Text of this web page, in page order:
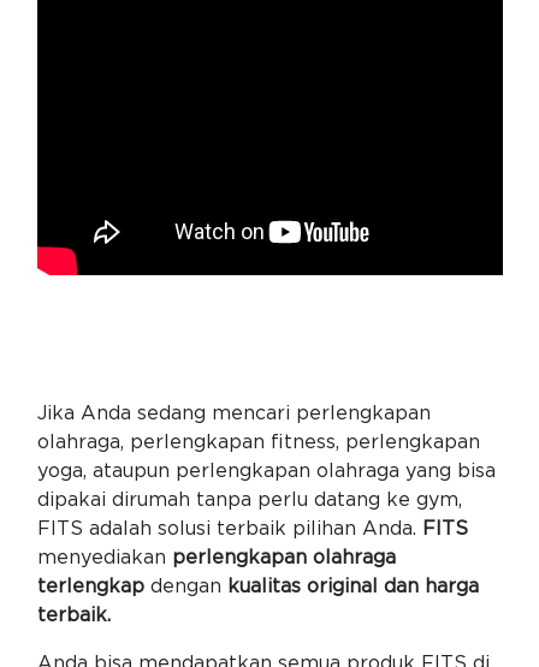
Jika Anda sedang mencari perlengkapan
olahraga, perlengkapan fitness, perlengkapan
yoga, ataupun perlengkapan olahraga yang bisa
dipakai dirumah tanpa perlu datang ke gym,
FITS adalah solusi terbaik pilihan Anda. FITS
menyediakan perlengkapan olahraga
terlengkapdengan kualitas original dan harga
terbaik.